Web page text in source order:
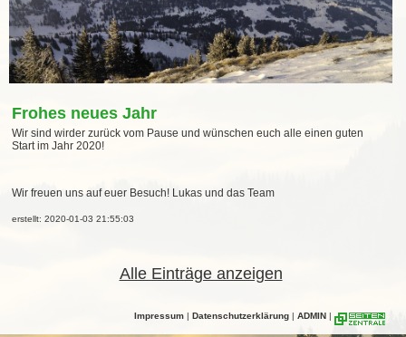
Frohes neues Jahr
Wir sind wirder zurück vom Pause und wünschen euch alle einen guten
Start im Jahr 2020!
Wir freuen uns auf euer Besuch! Lukas und das Team
erstellt: 2020-01-03 21:55:03
Alle Einträge anzeigen
Impressum | Datenschutzerklärung | ADMIN |